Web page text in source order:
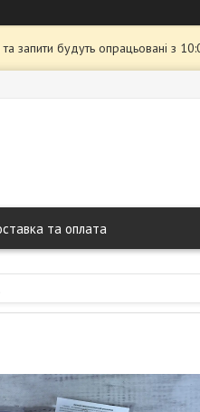
та запити будуть опрацьовані з
та оплата